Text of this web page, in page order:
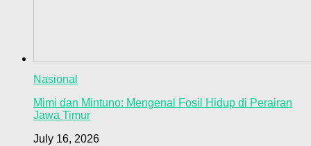
Nasional
Mimi dan Mintuno: Mengenal Fosil Hidup di Perairan
Jawa Timur
July 16, 2026